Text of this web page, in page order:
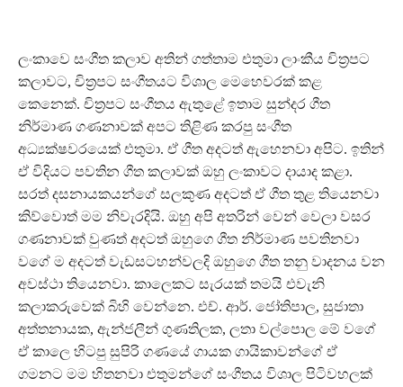
ලංකාවෙ සංගීත කලාව අතින් ගත්තාම එතුමා ලාංකීය චිත්‍රපට
කලාවට, චිත්‍රපට සංගීතයට විශාල මෙහෙවරක් කළ
කෙනෙක්. චිත්‍රපට සංගීතය ඇතුළේ ඉතාම සුන්දර ගීත
නිර්මාණ ගණනාවක් අපට තිළිණ කරපු සංගීත
අධ්‍යක්ෂවරයෙක් එතුමා. ඒ ගීත අදටත් ඇහෙනවා අපිට. ඉතින්
ඒ විදියට පවතින ගීත කලාවක් ඔහු ලංකාවට දායාද කළා.
සරත් දසනායකයන්ගේ සලකුණ අදටත් ඒ ගීත තුළ තියෙනවා
කිව්වොත් මම නිවැරදියි. ඔහු අපි අතරින් වෙන් වෙලා වසර
ගණනාවක් වුණත් අදටත් ඔහුගෙ ගීත නිර්මාණ පවතිනවා
වගේ ම අදටත් වැඩසටහන්වලදි ඔහුගෙ ගීත තනු වාදනය වන
අවස්ථා තියෙනවා. කාලෙකට සැරයක් තමයි එවැනි
කලාකරුවෙක් බිහි වෙන්නෙ. එච්. ආර්. ජෝතිපාල, සුජාතා
අත්තනායක, ඇන්ජලීන් ගුණතිලක, ලතා වල්පොල මේ වගේ
ඒ කාලෙ හිටපු සුපිරි ගණයේ ගායක ගායිකාවන්ගේ ඒ
ගමනට මම හිතනවා එතුමන්ගේ සංගීතය විශාල පිටිවහලක්